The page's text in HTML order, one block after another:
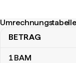
BETRAG
1BAM